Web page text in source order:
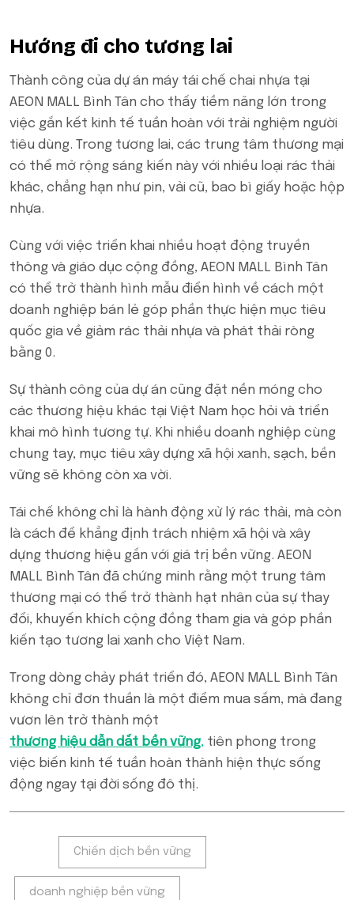
Hướng đi cho tương lai
Thành công của dự án máy tái chế chai nhựa tại
AEON MALL Bình Tân cho thấy tiềm năng lớn trong
việc gắn kết kinh tế tuần hoàn với trải nghiệm người
tiêu dùng. Trong tương lai, các trung tâm thương mại
có thể mở rộng sáng kiến này với nhiều loại rác thải
khác, chẳng hạn như pin, vải cũ, bao bì giấy hoặc hộp
nhựa.
Cùng với việc triển khai nhiều hoạt động truyền
thông và giáo dục cộng đồng, AEON MALL Bình Tân
có thể trở thành hình mẫu điển hình về cách một
doanh nghiệp bán lẻ góp phần thực hiện mục tiêu
quốc gia về giảm rác thải nhựa và phát thải ròng
bằng 0.
Sự thành công của dự án cũng đặt nền móng cho
các thương hiệu khác tại Việt Nam học hỏi và triển
khai mô hình tương tự. Khi nhiều doanh nghiệp cùng
chung tay, mục tiêu xây dựng xã hội xanh, sạch, bền
vững sẽ không còn xa vời.
Tái chế không chỉ là hành động xử lý rác thải, mà còn
là cách để khẳng định trách nhiệm xã hội và xây
dựng thương hiệu gắn với giá trị bền vững. AEON
MALL Bình Tân đã chứng minh rằng một trung tâm
thương mại có thể trở thành hạt nhân của sự thay
đổi, khuyến khích cộng đồng tham gia và góp phần
kiến tạo tương lai xanh cho Việt Nam.
Trong dòng chảy phát triển đó, AEON MALL Bình Tân
không chỉ đơn thuần là một điểm mua sắm, mà đang
vươn lên trở thành một
thương hiệu dẫn dắt bền vững, tiên phong trong
việc biến kinh tế tuần hoàn thành hiện thực sống
động ngay tại đời sống đô thị.
Chiến dịch bền vững
doanh nghiệp bền vững